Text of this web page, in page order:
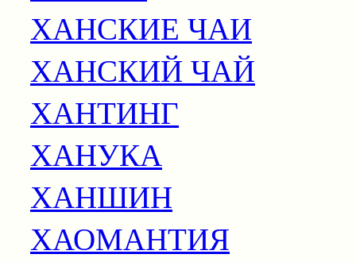
ХАНСКИЕ ЧАИ
ХАНСКИЙ ЧАЙ
ХАНТИНГ
ХАНУКА
ХАНШИН
ХАОМАНТИЯ